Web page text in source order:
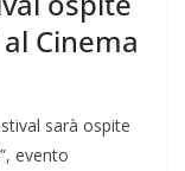
Cinema
sarà ospite
evento